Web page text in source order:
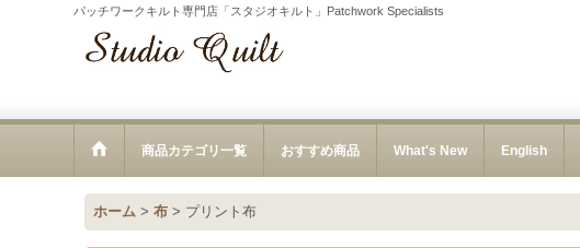
パッチワークキルト専門店「スタジオキルト」Patchwork Specialists
商品カテゴリ一覧 おすすめ商品 What's New English
ホーム > 布 > プリント布